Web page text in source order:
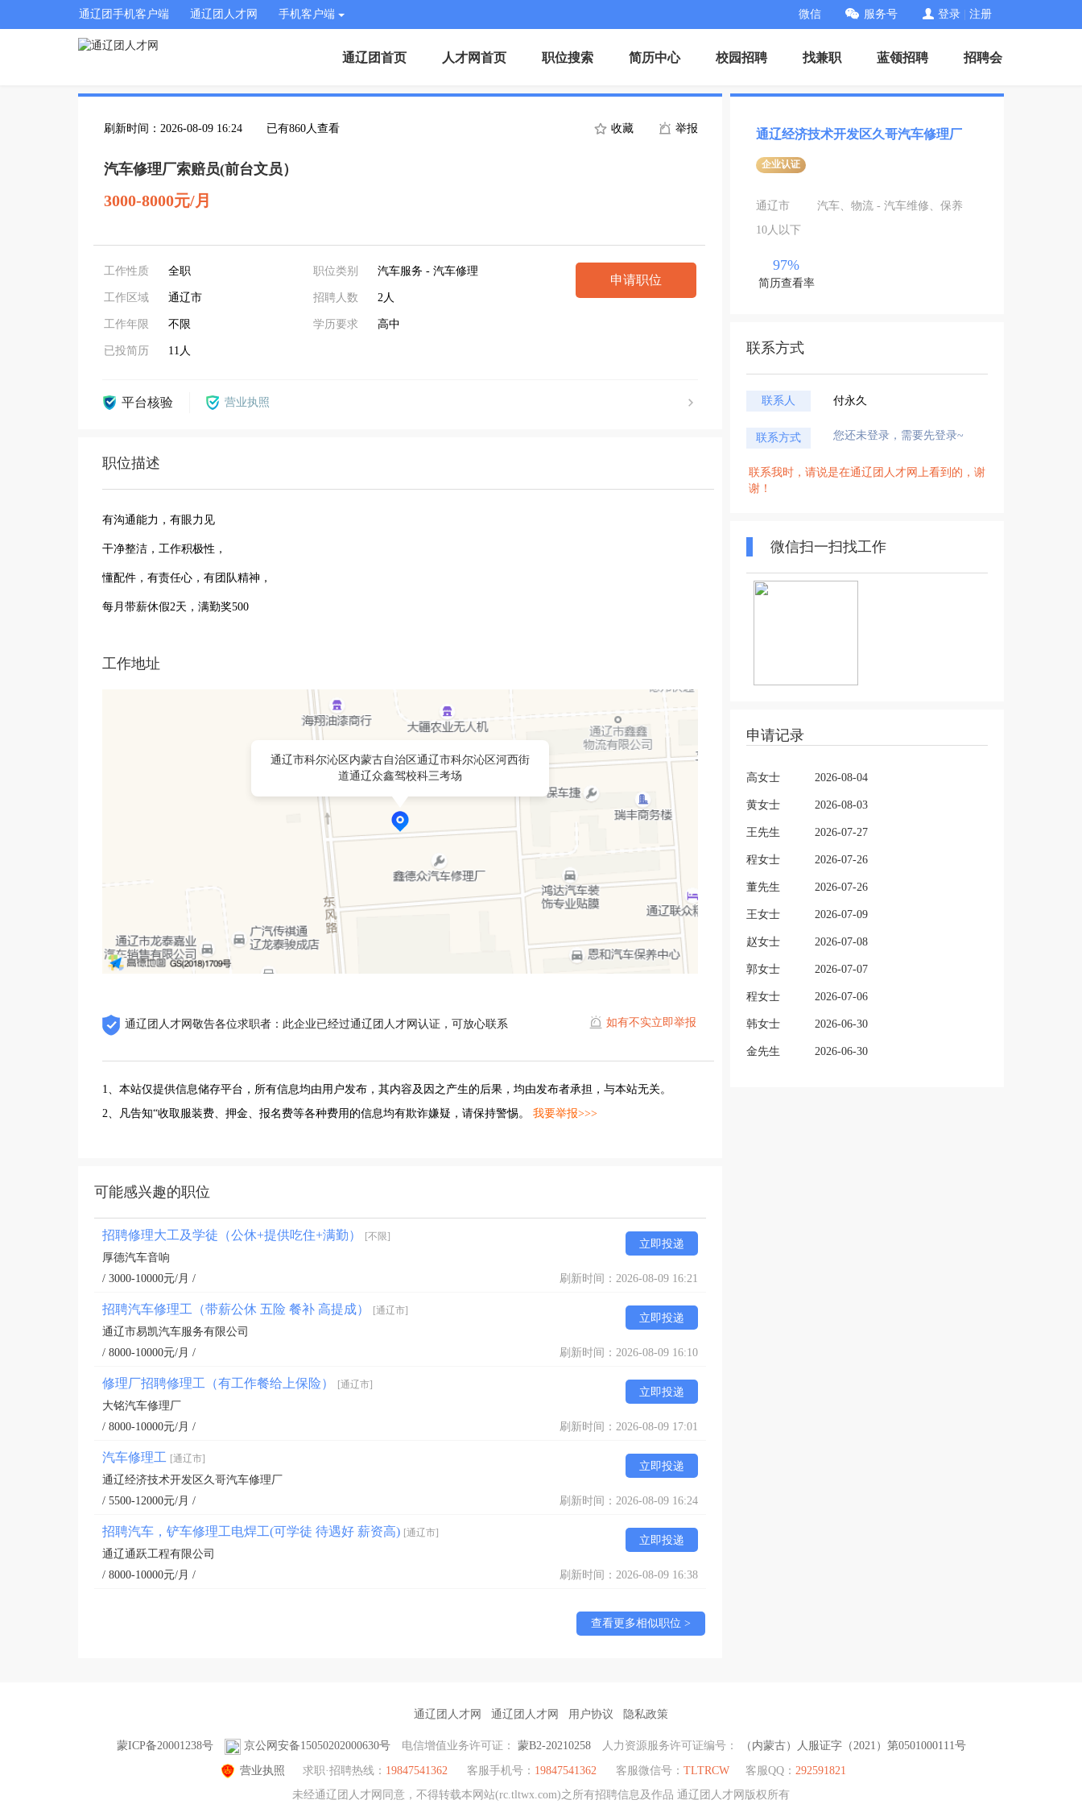
通辽团手机客户端 通辽团人才网 手机客户端 微信 服务号 登录 注册
通辽团首页 人才网首页 职位搜索 简历中心 校园招聘 找兼职 蓝领招聘 招聘会
刷新时间：2026-08-09 16:24 已有860人查看 收藏 举报
汽车修理厂索赔员(前台文员）
3000-8000元/月
工作性质 全职
工作区域 通辽市
工作年限 不限
已投简历 11人
职位类别 汽车服务 - 汽车修理
招聘人数 2人
学历要求 高中
申请职位
平台核验 营业执照
职位描述
有沟通能力，有眼力见
干净整洁，工作积极性，
懂配件，有责任心，有团队精神，
每月带薪休假2天，满勤奖500
工作地址
通辽市科尔沁区内蒙古自治区通辽市科尔沁区河西街
道通辽众鑫驾校科三考场
通辽团人才网敬告各位求职者：此企业已经过通辽团人才网认证，可放心联系 如有不实立即举报
1、本站仅提供信息储存平台，所有信息均由用户发布，其内容及因之产生的后果，均由发布者承担，与本站无关。
2、凡告知“收取服装费、押金、报名费等各种费用的信息均有欺诈嫌疑，请保持警惕。 我要举报>>>
可能感兴趣的职位
招聘修理大工及学徒（公休+提供吃住+满勤） [不限]
立即投递
厚德汽车音响
/ 3000-10000元/月 /
刷新时间：2026-08-09 16:21
招聘汽车修理工（带薪公休 五险 餐补 高提成） [通辽市]
立即投递
通辽市易凯汽车服务有限公司
/ 8000-10000元/月 /
刷新时间：2026-08-09 16:10
修理厂招聘修理工（有工作餐给上保险） [通辽市]
立即投递
大铭汽车修理厂
/ 8000-10000元/月 /
刷新时间：2026-08-09 17:01
汽车修理工 [通辽市]
立即投递
通辽经济技术开发区久哥汽车修理厂
/ 5500-12000元/月 /
刷新时间：2026-08-09 16:24
招聘汽车，铲车修理工电焊工(可学徒 待遇好 薪资高) [通辽市]
立即投递
通辽通跃工程有限公司
/ 8000-10000元/月 /
刷新时间：2026-08-09 16:38
查看更多相似职位 >
通辽经济技术开发区久哥汽车修理厂
企业认证
通辽市
汽车、物流 - 汽车维修、保养
10人以下
97%
简历查看率
联系方式
联系人 付永久
联系方式 您还未登录，需要先登录~
联系我时，请说是在通辽团人才网上看到的，谢
谢！
微信扫一扫找工作
申请记录
高女士 2026-08-04
黄女士 2026-08-03
王先生 2026-07-27
程女士 2026-07-26
董先生 2026-07-26
王女士 2026-07-09
赵女士 2026-07-08
郭女士 2026-07-07
程女士 2026-07-06
韩女士 2026-06-30
金先生 2026-06-30
通辽团人才网 通辽团人才网 用户协议 隐私政策
蒙ICP备20001238号 京公网安备15050202000630号 电信增值业务许可证： 蒙B2-20210258 人力资源服务许可证编号： （内蒙古）人服证字（2021）第0501000111号
营业执照 求职·招聘热线： 19847541362 客服手机号： 19847541362 客服微信号： TLTRCW 客服QQ： 292591821
未经通辽团人才网同意，不得转载本网站(rc.tltwx.com)之所有招聘信息及作品 通辽团人才网版权所有